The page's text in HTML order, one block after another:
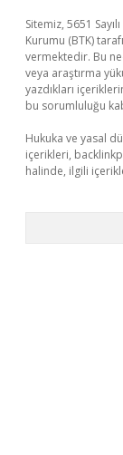
Sitemiz, 5651
Kurumu (BTK)
vermektedir. Bu
veya araştırma
yazdıkları
bu sorumluluğu
Hukuka ve yasal
içerikleri,
halinde, ilgili